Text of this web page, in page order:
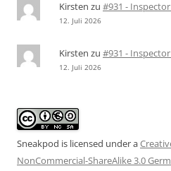
Kirsten zu #931 -
12. Juli 2026
Kirsten zu #931 -
12. Juli 2026
Sneakpod is licensed under a
NonCommercial-ShareAlike 3.0